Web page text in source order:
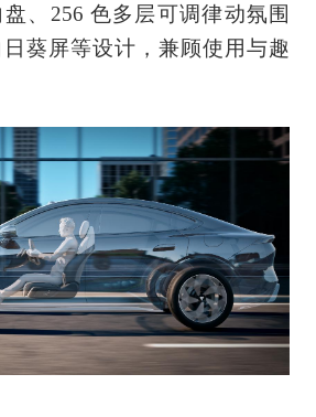
、256 色多层可调律动氛围
葵屏等设计，兼顾使用与趣